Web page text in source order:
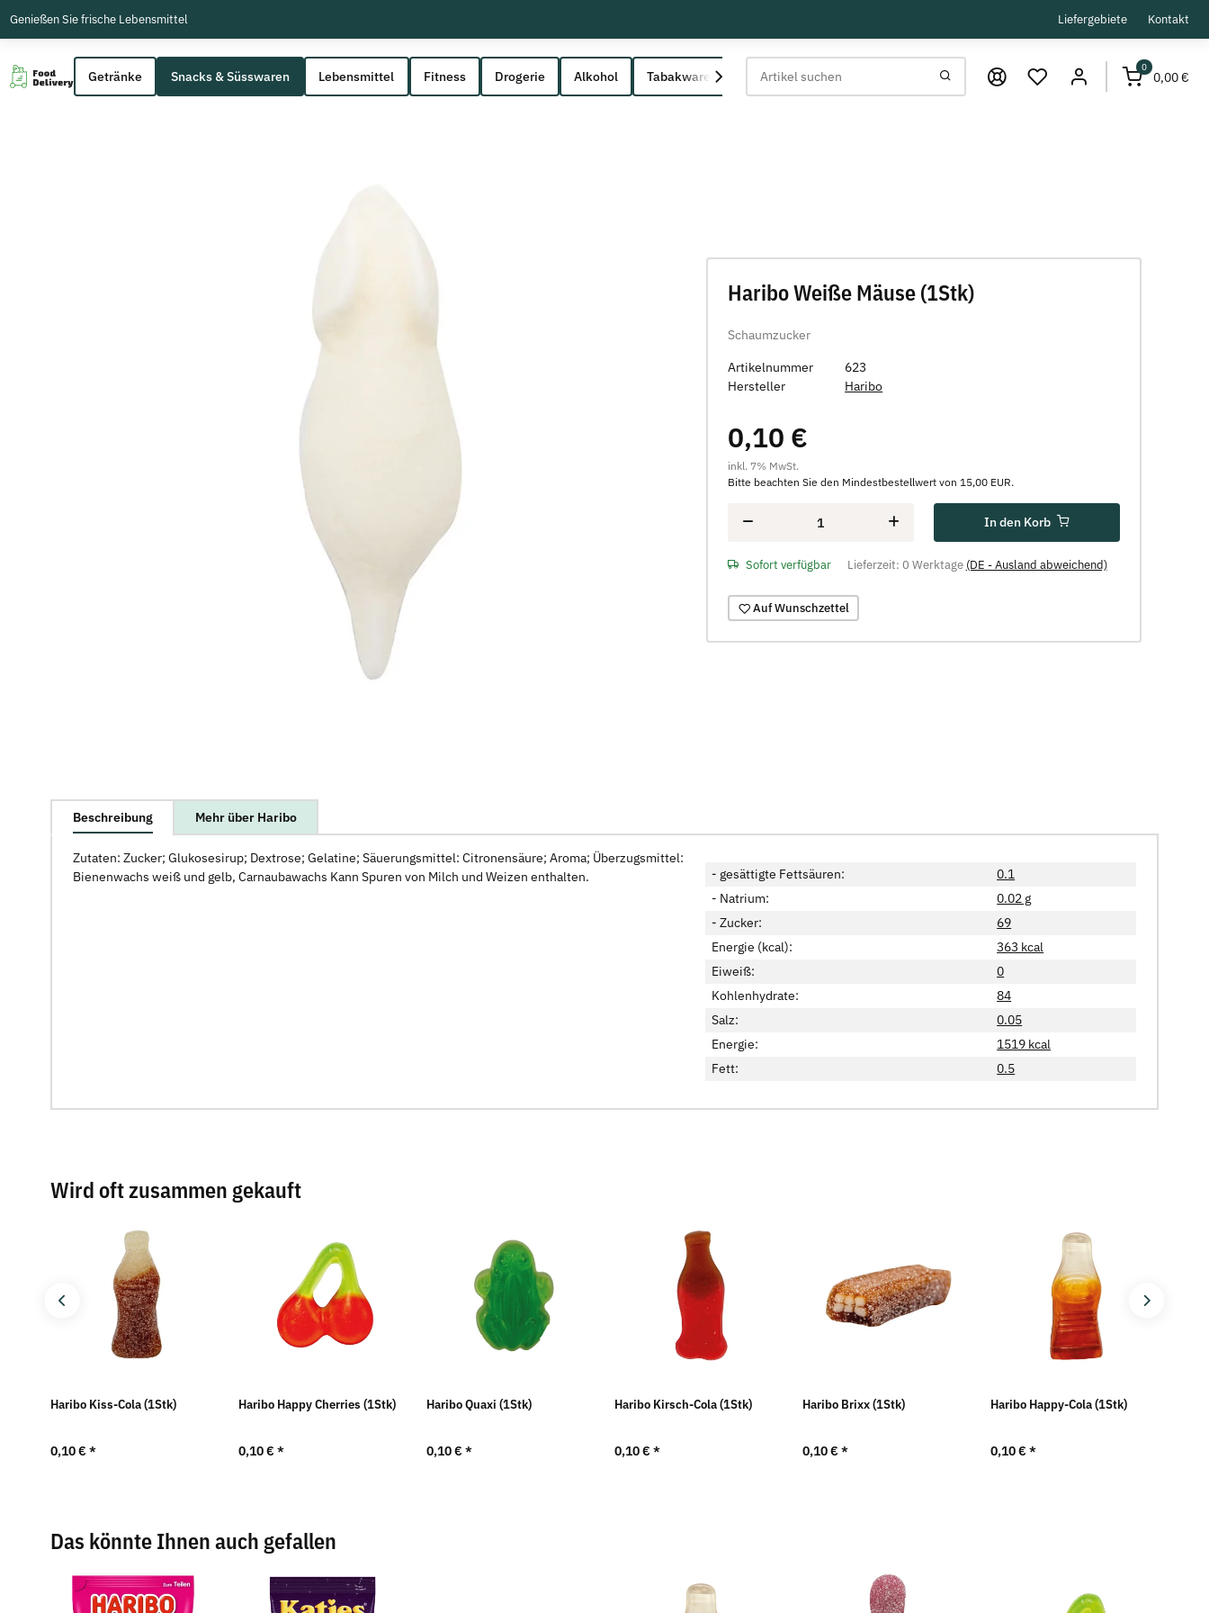
Liefergebiete Kontakt
Genießen Sie frische Lebensmittel
0
0,00 €
Getränke Snacks & Süsswaren Lebensmittel Fitness Drogerie Alkohol Tabakwaren
Haribo Weiße Mäuse (1Stk)
Schaumzucker
Artikelnummer
623
Hersteller
Haribo
0,10 €
inkl. 7% MwSt.
Bitte beachten Sie den Mindestbestellwert von 15,00 EUR.
In den Korb
Sofort verfügbar Lieferzeit: 0 Werktage (DE - Ausland abweichend)
Auf Wunschzettel
Beschreibung Mehr über Haribo
Zutaten: Zucker; Glukosesirup; Dextrose; Gelatine; Säuerungsmittel: Citronensäure; Aroma; Überzugsmittel:
Bienenwachs weiß und gelb, Carnaubawachs Kann Spuren von Milch und Weizen enthalten.
- gesättigte Fettsäuren:
0.1
- Natrium:
0.02 g
- Zucker:
69
Energie (kcal):
363 kcal
Eiweiß:
0
Kohlenhydrate:
84
Salz:
0.05
Energie:
1519 kcal
Fett:
0.5
Wird oft zusammen gekauft
Haribo Kiss-Cola (1Stk)
0,10 €*
Haribo Happy Cherries (1Stk)
0,10 €*
Haribo Quaxi (1Stk)
0,10 €*
Haribo Kirsch-Cola (1Stk)
0,10 €*
Haribo Brixx (1Stk)
0,10 €*
Haribo Happy-Cola (1Stk)
0,10 €*
Das könnte Ihnen auch gefallen